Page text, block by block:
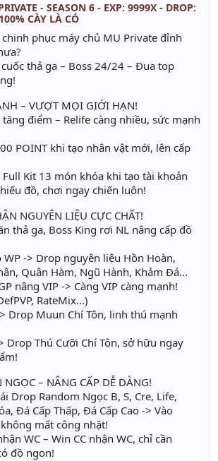
- SEASON 6 - EXP: 9999X - DROP:
CÀY LÀ CÓ
chinh phục máy chủ MU Private đỉnh
cuốc thả ga – Boss 24/24 – Đua top
– VƯỢT MỌI GIỚI HẠN!
điểm – Relife càng nhiều, sức mạnh
POINT khi tạo nhân vật mới, lên cấp
Full Kit 13 món khóa khi tạo tài khoản
đồ, chơi ngay chiến luôn!
NGUYÊN LIỆU CỰC CHẤT!
thả ga, Boss King rơi NL nâng cấp đồ
-> Drop nguyên liệu Hồn Hoàn,
Quân Hàm, Ngũ Hành, Khảm Đá...
nâng VIP -> Càng VIP càng mạnh!
RateMix...)
Drop Muun Chí Tôn, linh thú mạnh
Drop Thú Cưỡi Chí Tôn, sở hữu ngay
NGỌC – NÂNG CẤP DỄ DÀNG!
Drop Random Ngọc B, S, Cre, Life,
Đá Cấp Thấp, Đá Cấp Cao -> Vào
mất công nhặt!
WC – Win CC nhận WC, chỉ cần
đồ ngon!